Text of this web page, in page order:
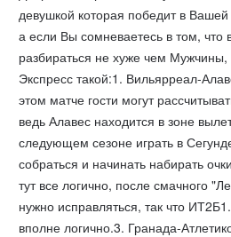
девушкой которая победит в Вашей
а если Вы сомневаетесь в том,
разбираться не хуже чем Мужчины,
Экспресс такой:1. Вильярреал-
этом матче гости могут
ведь Алавес находится в зоне
следующем сезоне играть в
собраться и начинать набирать
тут все логично, после смачного
нужно исправляться, так что
вполне логично.3. Гранада-